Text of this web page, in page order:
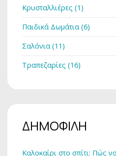
Κρυσταλλιέρες (1)
Παιδικά Δωμάτια (6)
Σαλόνια (11)
Τραπεζαρίες (16)
ΔΗΜΟΦΙΛΗ
Καλοκαίρι στο σπίτι: Πώς